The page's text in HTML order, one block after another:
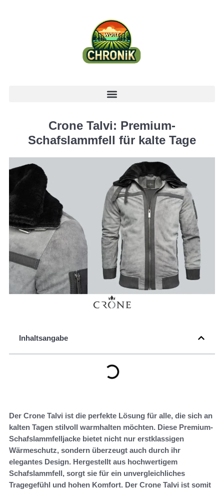
Crone Talvi: Premium-
Schafslammfell für kalte Tage
Inhaltsangabe
Der Crone Talvi ist die perfekte Lösung für alle, die sich an
kalten Tagen stilvoll warmhalten möchten. Diese Premium-
Schafslammfelljacke bietet nicht nur erstklassigen
Wärmeschutz, sondern überzeugt auch durch ihr
elegantes Design. Hergestellt aus hochwertigem
Schafslammfell, sorgt sie für ein unvergleichliches
Tragegefühl und hohen Komfort. Der Crone Talvi ist somit